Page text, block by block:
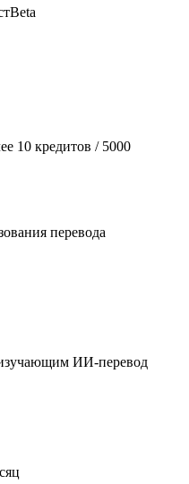
Beta
10 кредитов / 5000
перевода
ИИ-перевод